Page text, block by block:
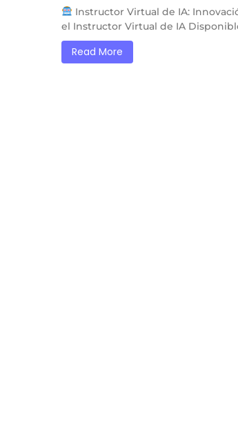
Instructor Virtual de IA:
el Instructor Virtual de IA
Read More